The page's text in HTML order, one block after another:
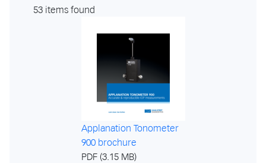
53 items found
Applanation Tonometer
900 brochure
PDF (3.15 MB)